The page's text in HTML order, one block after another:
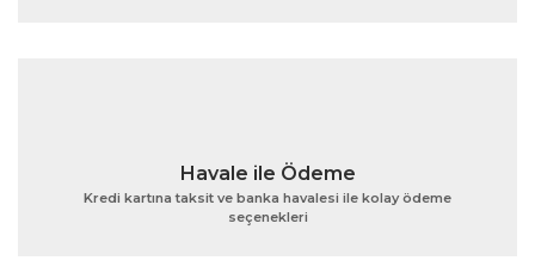
Havale ile Ödeme
Kredi kartına taksit ve banka havalesi ile kolay ödeme
seçenekleri